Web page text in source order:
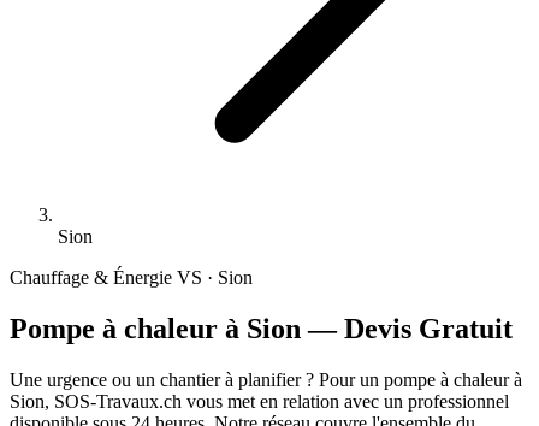
Sion
Chauffage & Énergie VS · Sion
Pompe à chaleur à Sion — Devis Gratuit
Une urgence ou un chantier à planifier ? Pour un pompe à chaleur à
Sion, SOS-Travaux.ch vous met en relation avec un professionnel